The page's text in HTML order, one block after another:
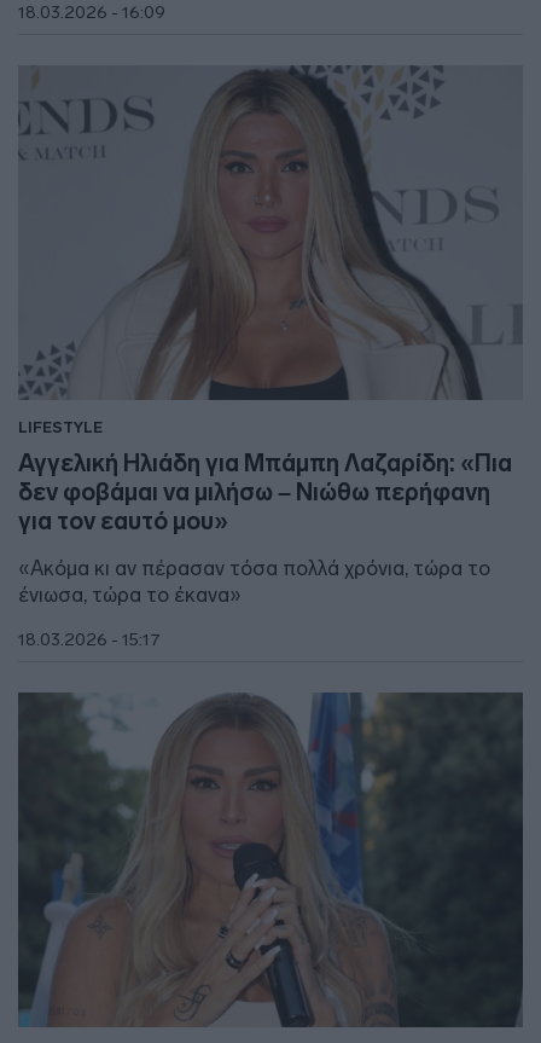
18.03.2026 - 16:09
LIFESTYLE
Αγγελική Ηλιάδη για Μπάμπη Λαζαρίδη: «Πια
δεν φοβάμαι να μιλήσω – Νιώθω περήφανη
για τον εαυτό μου»
«Ακόμα κι αν πέρασαν τόσα πολλά χρόνια, τώρα το
ένιωσα, τώρα το έκανα»
18.03.2026 - 15:17